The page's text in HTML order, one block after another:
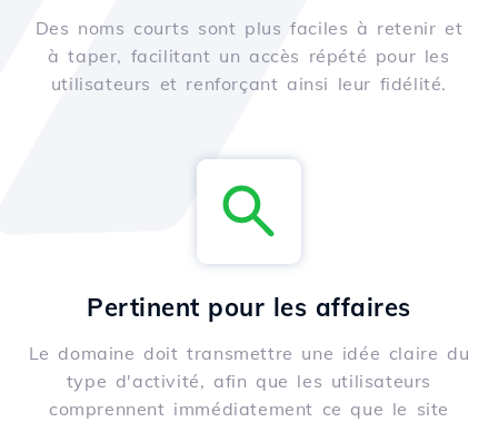
Des noms courts sont plus faciles à retenir et
à taper, facilitant un accès répété pour les
utilisateurs et renforçant ainsi leur fidélité.
Pertinent pour les affaires
Le domaine doit transmettre une idée claire du
type d'activité, afin que les utilisateurs
comprennent immédiatement ce que le site